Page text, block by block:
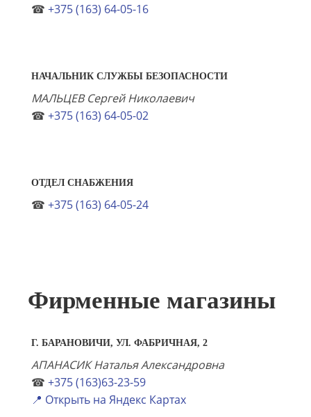
☎ +375 (163) 64-05-16
НАЧАЛЬНИК СЛУЖБЫ БЕЗОПАСНОСТИ
МАЛЬЦЕВ Сергей Николаевич
☎ +375 (163) 64-05-02
ОТДЕЛ СНАБЖЕНИЯ
☎ +375 (163) 64-05-24
Фирменные магазины
Г. БАРАНОВИЧИ, УЛ. ФАБРИЧНАЯ, 2
АПАНАСИК Наталья Александровна
☎ +375 (163)63-23-59
📍 Открыть на Яндекс Картах